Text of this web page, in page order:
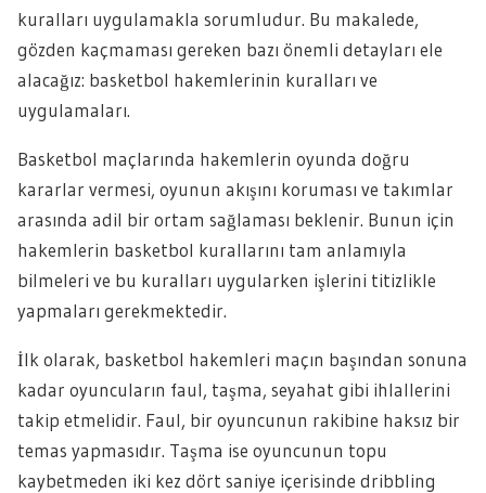
kuralları uygulamakla sorumludur. Bu makalede,
gözden kaçmaması gereken bazı önemli detayları ele
alacağız: basketbol hakemlerinin kuralları ve
uygulamaları.
Basketbol maçlarında hakemlerin oyunda doğru
kararlar vermesi, oyunun akışını koruması ve takımlar
arasında adil bir ortam sağlaması beklenir. Bunun için
hakemlerin basketbol kurallarını tam anlamıyla
bilmeleri ve bu kuralları uygularken işlerini titizlikle
yapmaları gerekmektedir.
İlk olarak, basketbol hakemleri maçın başından sonuna
kadar oyuncuların faul, taşma, seyahat gibi ihlallerini
takip etmelidir. Faul, bir oyuncunun rakibine haksız bir
temas yapmasıdır. Taşma ise oyuncunun topu
kaybetmeden iki kez dört saniye içerisinde dribbling